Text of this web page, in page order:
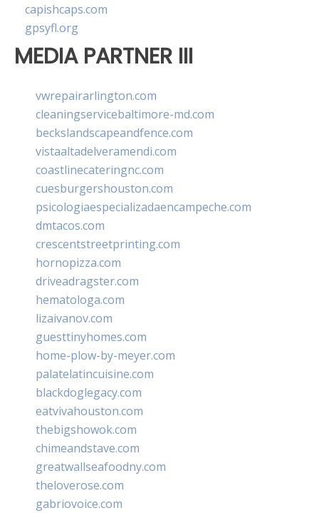
capishcaps.com
gpsyfl.org
MEDIA PARTNER III
vwrepairarlington.com
cleaningservicebaltimore-md.com
beckslandscapeandfence.com
vistaaltadelveramendi.com
coastlinecateringnc.com
cuesburgershouston.com
psicologiaespecializadaencampeche.com
dmtacos.com
crescentstreetprinting.com
hornopizza.com
driveadragster.com
hematologa.com
lizaivanov.com
guesttinyhomes.com
home-plow-by-meyer.com
palatelatincuisine.com
blackdoglegacy.com
eatvivahouston.com
thebigshowok.com
chimeandstave.com
greatwallseafoodny.com
theloverose.com
gabriovoice.com